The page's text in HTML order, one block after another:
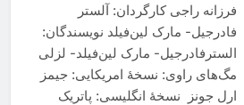
فرزانه راجی کارگردان: آلستر
فادرجیل- مارک لین‌فیلد نویسندگان:
السترفادرجیل- مارک لین‌فیلد- لزلی
مگ‌های راوی: نسخۀ امریکایی: جیمز
ارل جونز نسخۀ انگلیسی: پاتریک